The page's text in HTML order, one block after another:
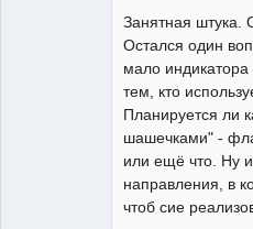
Занятная штука.
Остался один
мало индикатора
тем, кто
Планируется ли
шашечками" -
или ещё что. Ну
направления, в
чтоб сие